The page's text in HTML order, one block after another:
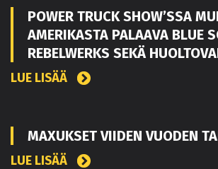
POWER TRUCK SHOW’SSA
AMERIKASTA PALAAVA BLUE
REBELWERKS SEKÄ
LUE LISÄÄ
MAXUKSET VIIDEN VUODEN
LUE LISÄÄ